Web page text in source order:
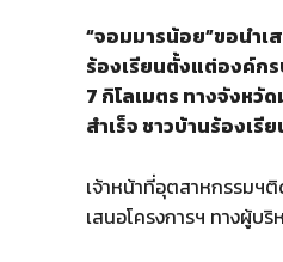
“จอมมารน้อย”ขอนำ
ร้องเรียนตั้งแต่องค์ก
7 กิโลเมตร ทางจังหวั
สำเร็จ ชาวบ้านร้องเรี
เจ้าหน้าที่อุตสาหกรรม
เสนอโครงการฯ ทางผู้บ